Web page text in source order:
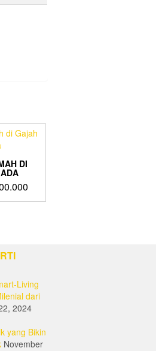
DI
Living
dari
2024
yang Bikin
November